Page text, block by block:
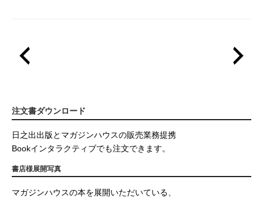
注文書ダウンロード
日之出出版とマガジンハウスの販売業務提携
Bookインタラクティブでも注文できます。
書店様展開写真
マガジンハウスの本を展開いただいている、